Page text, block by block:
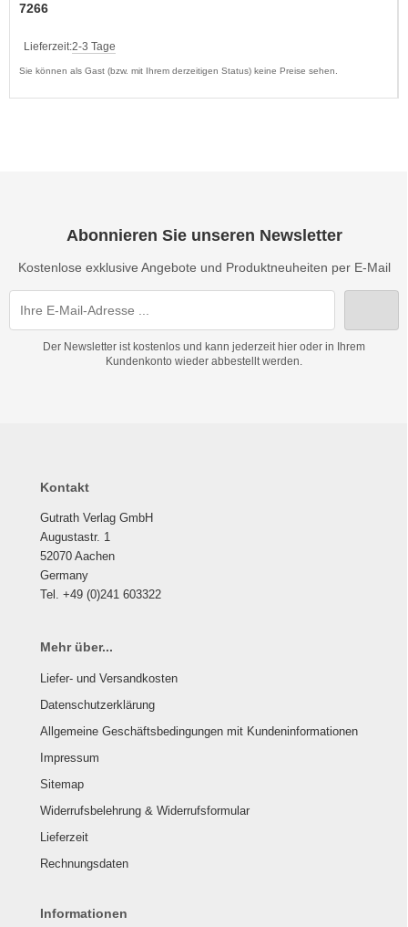
7266
Lieferzeit:2-3 Tage
Sie können als Gast (bzw. mit Ihrem derzeitigen Status) keine Preise sehen.
Abonnieren Sie unseren Newsletter
Kostenlose exklusive Angebote und Produktneuheiten per E-Mail
Der Newsletter ist kostenlos und kann jederzeit hier oder in Ihrem
Kundenkonto wieder abbestellt werden.
Kontakt
Gutrath Verlag GmbH
Augustastr. 1
52070 Aachen
Germany
Tel. +49 (0)241 603322
Mehr über...
Liefer- und Versandkosten
Datenschutzerklärung
Allgemeine Geschäftsbedingungen mit Kundeninformationen
Impressum
Sitemap
Widerrufsbelehrung & Widerrufsformular
Lieferzeit
Rechnungsdaten
Informationen